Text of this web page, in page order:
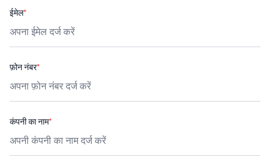
ईमेल*
फ़ोन नंबर*
कंपनी का नाम*